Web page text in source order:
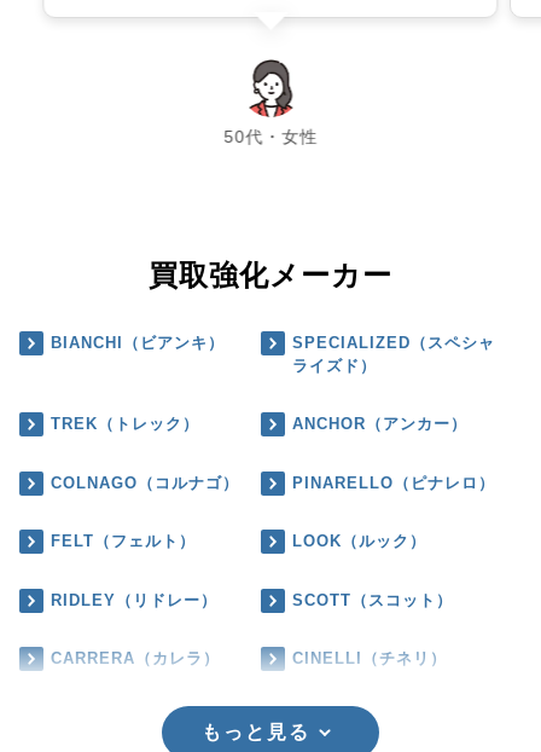
50代・女性
chevron_left chevron_right
買取強化メーカー
BIANCHI（ビアンキ）
SPECIALIZED（スペシャ
ライズド）
TREK（トレック） ANCHOR（アンカー）
COLNAGO（コルナゴ） PINARELLO（ピナレロ）
FELT（フェルト） LOOK（ルック）
RIDLEY（リドレー） SCOTT（スコット）
CARRERA（カレラ） CINELLI（チネリ）
もっと見る